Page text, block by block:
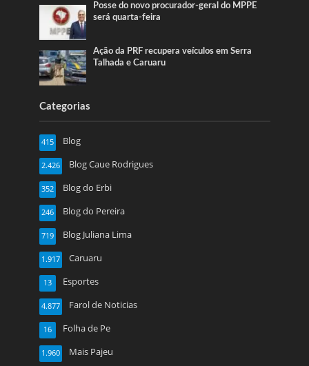
Posse do novo procurador-geral do MPPE
será quarta-feira
Ação da PRF recupera veículos em Serra
Talhada e Caruaru
Categorias
Blog
415
Blog Caue Rodrigues
2.426
Blog do Erbi
352
Blog do Pereira
246
Blog Juliana Lima
719
Caruaru
1.917
Esportes
13
Farol de Noticias
4.877
Folha de Pe
16
Mais Pajeu
1.960